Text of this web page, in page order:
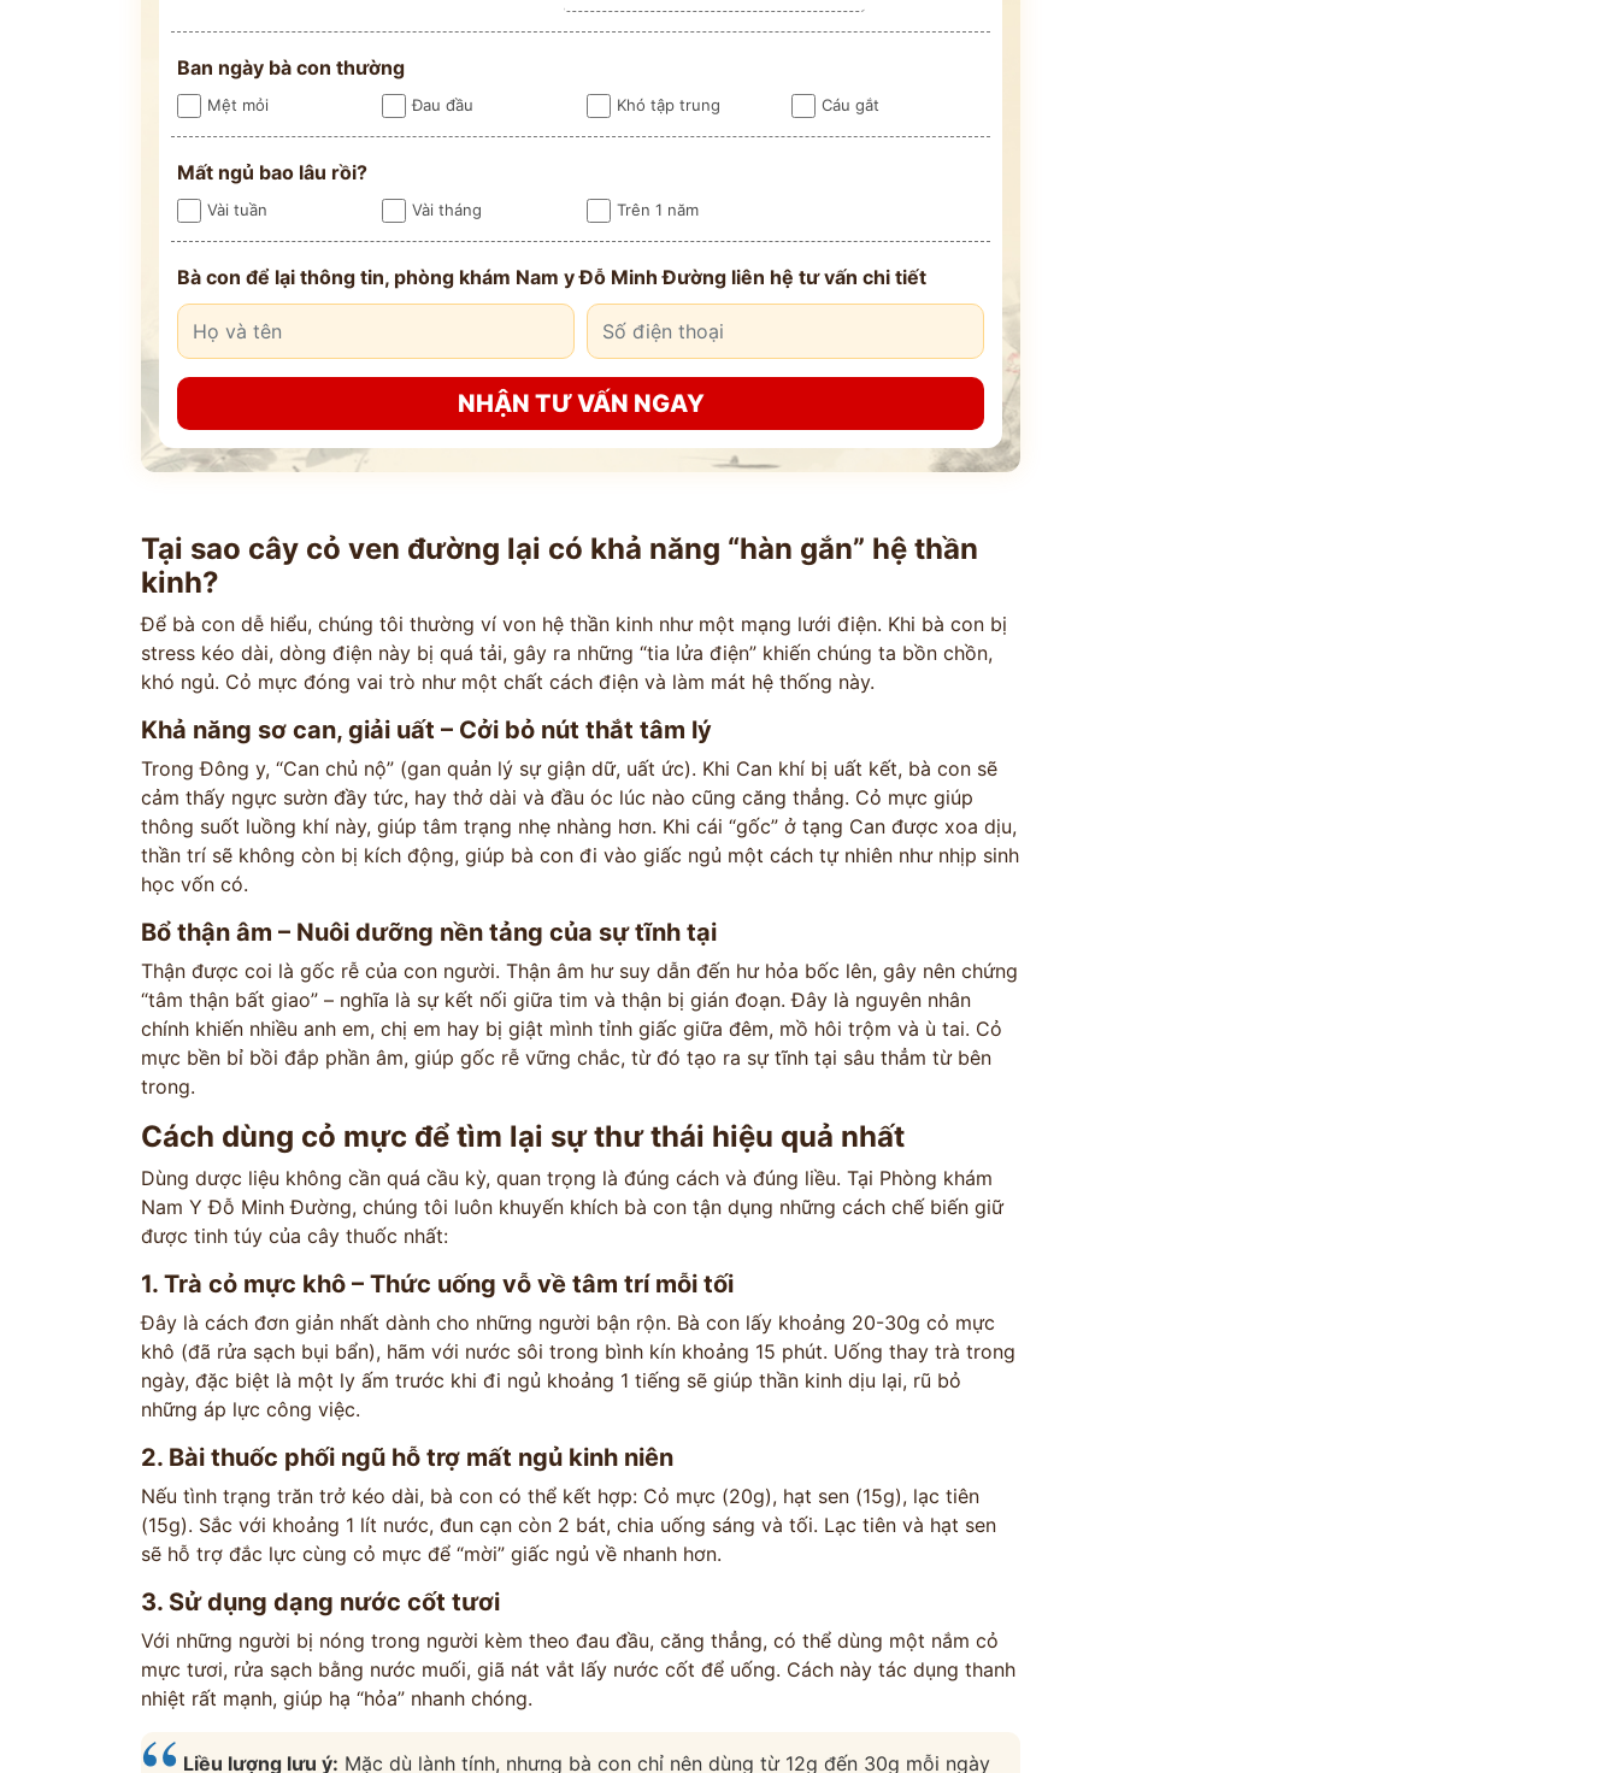
Ban ngày bà con thường
Mệt mỏi Đau đầu Khó tập trung Cáu gắt
Mất ngủ bao lâu rồi?
Vài tuần Vài tháng Trên 1 năm
Bà con để lại thông tin, phòng khám Nam y Đỗ Minh Đường liên hệ tư vấn chi tiết
NHẬN TƯ VẤN NGAY
Tại sao cây cỏ ven đường lại có khả năng “hàn gắn” hệ thần
kinh?
Để bà con dễ hiểu, chúng tôi thường ví von hệ thần kinh như một mạng lưới điện. Khi bà con bị
stress kéo dài, dòng điện này bị quá tải, gây ra những “tia lửa điện” khiến chúng ta bồn chồn,
khó ngủ. Cỏ mực đóng vai trò như một chất cách điện và làm mát hệ thống này.
Khả năng sơ can, giải uất – Cởi bỏ nút thắt tâm lý
Trong Đông y, “Can chủ nộ” (gan quản lý sự giận dữ, uất ức). Khi Can khí bị uất kết, bà con sẽ
cảm thấy ngực sườn đầy tức, hay thở dài và đầu óc lúc nào cũng căng thẳng. Cỏ mực giúp
thông suốt luồng khí này, giúp tâm trạng nhẹ nhàng hơn. Khi cái “gốc” ở tạng Can được xoa dịu,
thần trí sẽ không còn bị kích động, giúp bà con đi vào giấc ngủ một cách tự nhiên như nhịp sinh
học vốn có.
Bổ thận âm – Nuôi dưỡng nền tảng của sự tĩnh tại
Thận được coi là gốc rễ của con người. Thận âm hư suy dẫn đến hư hỏa bốc lên, gây nên chứng
“tâm thận bất giao” – nghĩa là sự kết nối giữa tim và thận bị gián đoạn. Đây là nguyên nhân
chính khiến nhiều anh em, chị em hay bị giật mình tỉnh giấc giữa đêm, mồ hôi trộm và ù tai. Cỏ
mực bền bỉ bồi đắp phần âm, giúp gốc rễ vững chắc, từ đó tạo ra sự tĩnh tại sâu thẳm từ bên
trong.
Cách dùng cỏ mực để tìm lại sự thư thái hiệu quả nhất
Dùng dược liệu không cần quá cầu kỳ, quan trọng là đúng cách và đúng liều. Tại Phòng khám
Nam Y Đỗ Minh Đường, chúng tôi luôn khuyến khích bà con tận dụng những cách chế biến giữ
được tinh túy của cây thuốc nhất:
1. Trà cỏ mực khô – Thức uống vỗ về tâm trí mỗi tối
Đây là cách đơn giản nhất dành cho những người bận rộn. Bà con lấy khoảng 20-30g cỏ mực
khô (đã rửa sạch bụi bẩn), hãm với nước sôi trong bình kín khoảng 15 phút. Uống thay trà trong
ngày, đặc biệt là một ly ấm trước khi đi ngủ khoảng 1 tiếng sẽ giúp thần kinh dịu lại, rũ bỏ
những áp lực công việc.
2. Bài thuốc phối ngũ hỗ trợ mất ngủ kinh niên
Nếu tình trạng trăn trở kéo dài, bà con có thể kết hợp: Cỏ mực (20g), hạt sen (15g), lạc tiên
(15g). Sắc với khoảng 1 lít nước, đun cạn còn 2 bát, chia uống sáng và tối. Lạc tiên và hạt sen
sẽ hỗ trợ đắc lực cùng cỏ mực để “mời” giấc ngủ về nhanh hơn.
3. Sử dụng dạng nước cốt tươi
Với những người bị nóng trong người kèm theo đau đầu, căng thẳng, có thể dùng một nắm cỏ
mực tươi, rửa sạch bằng nước muối, giã nát vắt lấy nước cốt để uống. Cách này tác dụng thanh
nhiệt rất mạnh, giúp hạ “hỏa” nhanh chóng.
Liều lượng lưu ý: Mặc dù lành tính, nhưng bà con chỉ nên dùng từ 12g đến 30g mỗi ngày
Phác đồ cá nhân hóa
Bảo mật thông tin tuyệt
*
*
ĐĂNG KÝ TƯ VẤN »
HOTLINE TƯ VẤN
0962 167 835